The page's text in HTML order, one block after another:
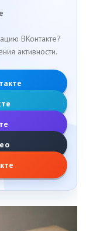
ВКонтакте?
активности.